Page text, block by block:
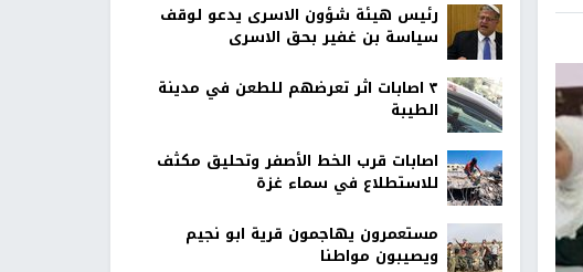
رئيس هيئة شؤون الاسرى يدعو لوقف
سياسة بن غفير بحق الاسرى
٣ اصابات اثر تعرضهم للطعن في مدينة
الطيبة
اصابات قرب الخط الأصفر وتحليق مكثف
للاستطلاع في سماء غزة
مستعمرون يهاجمون قرية ابو نجيم
ويصيبون مواطنا